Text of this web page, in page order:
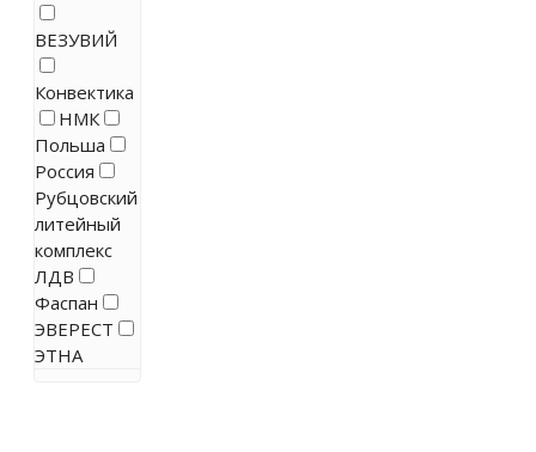
ВЕЗУВИЙ
Конвектика
НМК
Польша
Россия
Рубцовский
литейный
комплекс
ЛДВ
Фаспан
ЭВЕРЕСТ
ЭТНА